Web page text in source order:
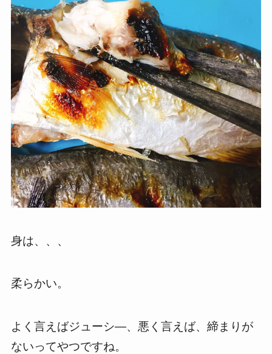
身は、、、
柔らかい。
よく言えばジューシ―、悪く言えば、締まりが
ないってやつですね。